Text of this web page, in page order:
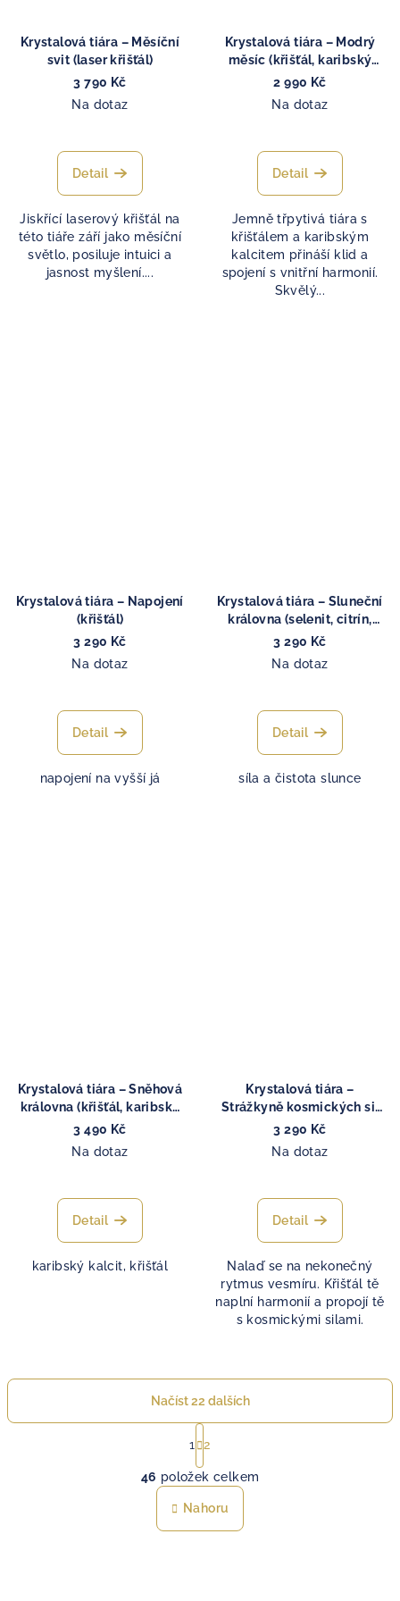
Krystalová tiára – Měsíční
svit (laser křišťál)
3 790 Kč
Na dotaz
Detail
Jiskřící laserový křišťál na
této tiáře září jako měsíční
světlo, posiluje intuici a
jasnost myšlení....
Krystalová tiára – Modrý
měsíc (křišťál, karibský
kalcit)
2 990 Kč
Na dotaz
Detail
Jemně třpytivá tiára s
křišťálem a karibským
kalcitem přináší klid a
spojení s vnitřní harmonií.
Skvělý...
Krystalová tiára – Napojení
(křišťál)
3 290 Kč
Na dotaz
Detail
napojení na vyšší já
Krystalová tiára – Sluneční
královna (selenit, citrín,
křišťál)
3 290 Kč
Na dotaz
Detail
síla a čistota slunce
Krystalová tiára – Sněhová
královna (křišťál, karibský
kalcit)
3 490 Kč
Na dotaz
Detail
karibský kalcit, křišťál
Krystalová tiára –
Strážkyně kosmických sil
(křišťál)
3 290 Kč
Na dotaz
Detail
Nalaď se na nekonečný
rytmus vesmíru. Křišťál tě
naplní harmonií a propojí tě
s kosmickými silami.
O
v
l
á
Načíst 22 dalších
S
t
r
á
n
k
o
1 2
46 položek celkem
Nahoru